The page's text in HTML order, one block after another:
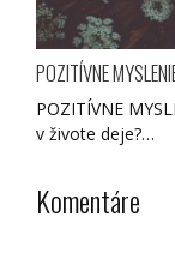
POZITÍVNE
POZITÍVNE
v živote deje?…
Komentáre